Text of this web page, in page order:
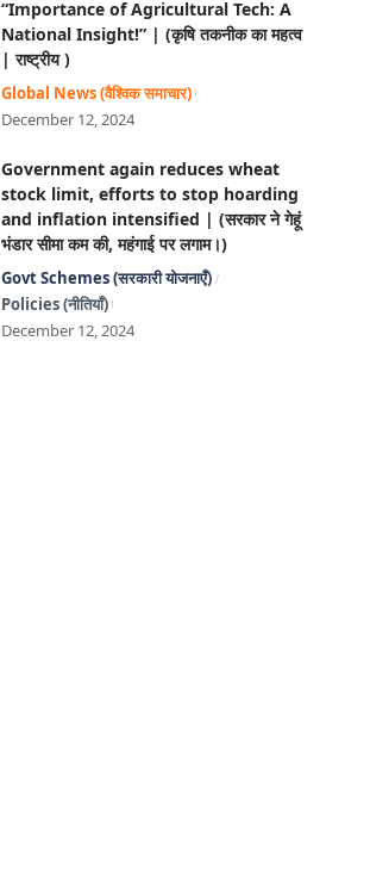
“Importance of Agricultural Tech: A
National Insight!” | (कृषि तकनीक का महत्व
| राष्ट्रीय )
Global News (वैश्विक समाचार)
December 12, 2024
Government again reduces wheat
stock limit, efforts to stop hoarding
and inflation intensified | (सरकार ने गेहूं
भंडार सीमा कम की, महंगाई पर लगाम।)
Govt Schemes (सरकारी योजनाएँ)
Policies (नीतियाँ)
December 12, 2024